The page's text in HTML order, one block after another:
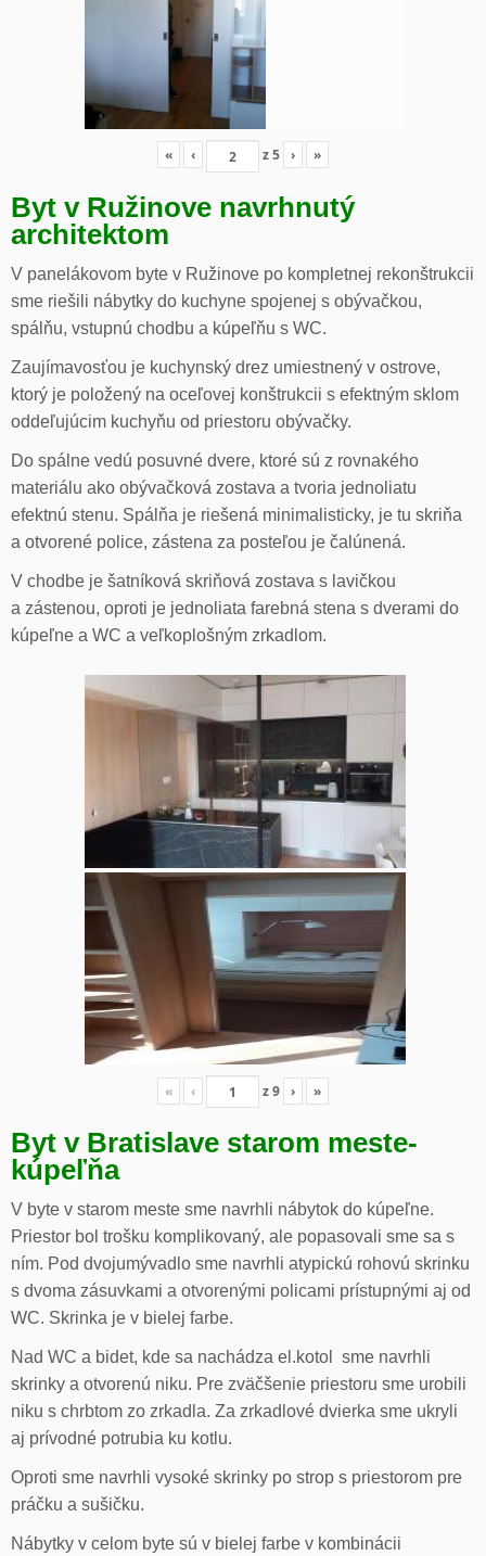
« ‹ z5 › »
Byt v Ružinove navrhnutý
architektom
V panelákovom byte v Ružinove po kompletnej rekonštrukcii
sme riešili nábytky do kuchyne spojenej s obývačkou,
spálňu, vstupnú chodbu a kúpeľňu s WC.
Zaujímavosťou je kuchynský drez umiestnený v ostrove,
ktorý je položený na oceľovej konštrukcii s efektným sklom
oddeľujúcim kuchyňu od priestoru obývačky.
Do spálne vedú posuvné dvere, ktoré sú z rovnakého
materiálu ako obývačková zostava a tvoria jednoliatu
efektnú stenu. Spálňa je riešená minimalisticky, je tu skriňa
a otvorené police, zástena za posteľou je čalúnená.
V chodbe je šatníková skriňová zostava s lavičkou
a zástenou, oproti je jednoliata farebná stena s dverami do
kúpeľne a WC a veľkoplošným zrkadlom.
« ‹ z9 › »
Byt v Bratislave starom meste-
kúpeľňa
V byte v starom meste sme navrhli nábytok do kúpeľne.
Priestor bol trošku komplikovaný, ale popasovali sme sa s
ním. Pod dvojumývadlo sme navrhli atypickú rohovú skrinku
s dvoma zásuvkami a otvorenými policami prístupnými aj od
WC. Skrinka je v bielej farbe.
Nad WC a bidet, kde sa nachádza el.kotol sme navrhli
skrinky a otvorenú niku. Pre zväčšenie priestoru sme urobili
niku s chrbtom zo zrkadla. Za zrkadlové dvierka sme ukryli
aj prívodné potrubia ku kotlu.
Oproti sme navrhli vysoké skrinky po strop s priestorom pre
práčku a sušičku.
Nábytky v celom byte sú v bielej farbe v kombinácii